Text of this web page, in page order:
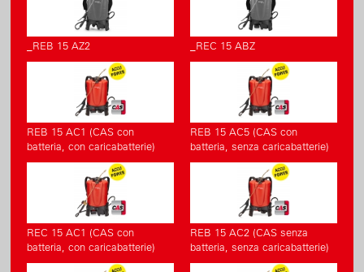
_REB 15 AZ2 _REC 15 ABZ
REB 15 AC1 (CAS con
batteria, con caricabatterie)
REB 15 AC5 (CAS con
batteria, senza caricabatterie)
REC 15 AC1 (CAS con
batteria, con caricabatterie)
REB 15 AC2 (CAS senza
batteria, senza caricabatterie)